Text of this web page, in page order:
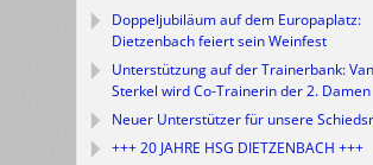
Doppeljubiläum auf dem Europaplatz:
Dietzenbach feiert sein Weinfest
Unterstützung auf der Trainerbank:
Sterkel wird Co-Trainerin der 2. Damen
Neuer Unterstützer für unsere
+++ 20 JAHRE HSG DIETZENBACH +++